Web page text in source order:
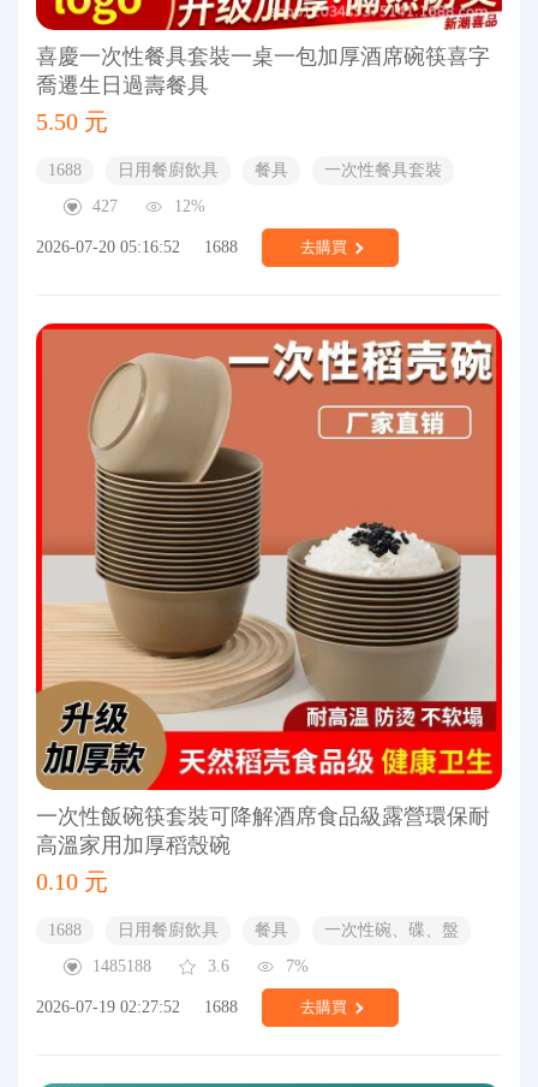
喜慶一次性餐具套裝一桌一包加厚酒席碗筷喜字
喬遷生日過壽餐具
5.50 元
1688 日用餐廚飲具 餐具
一次性餐具套裝
427
12%
2026-07-20 05:16:52 1688 去購買
一次性飯碗筷套裝可降解酒席食品級露營環保耐
高溫家用加厚稻殼碗
0.10 元
1688 日用餐廚飲具 餐具
一次性碗、碟、盤
1485188
3.6 7%
2026-07-19 02:27:52 1688 去購買